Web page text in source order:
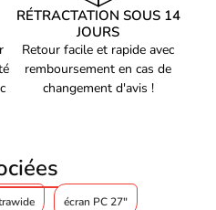
68,6 cm
Dynamic Range 10
25%
bit
RÉTRACTATION SOUS 14
JOURS
Retour facile et rapide avec
remboursement en cas de
changement d'avis !
écran PC 27"